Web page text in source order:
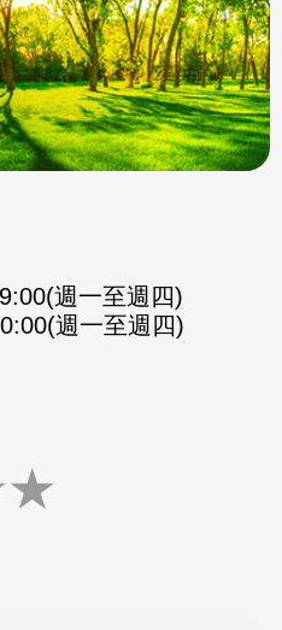
週一至週四)
週一至週四)
★